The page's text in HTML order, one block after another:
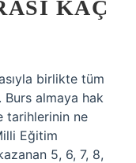
KAÇ
birlikte tüm
almaya hak
tarihlerinin ne
Eğitim
5, 6, 7, 8,